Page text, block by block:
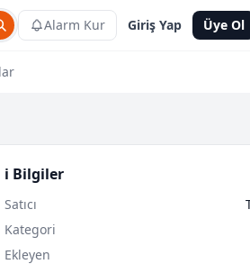
Alarm Kur Giriş Yap Üye Ol
ℹ️ Bilgiler
Satıcı
Kategori
Ekleyen